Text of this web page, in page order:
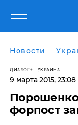
Новости
ДИАЛОГ УКРАИНА
9 марта 2015, 23:08
форпост